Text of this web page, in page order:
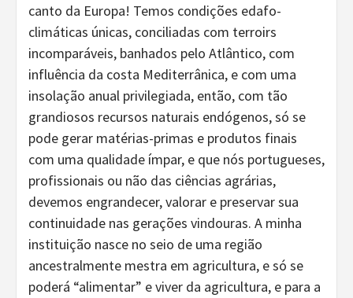
canto da Europa! Temos condições edafo-
climáticas únicas, conciliadas com terroirs
incomparáveis, banhados pelo Atlântico, com
influência da costa Mediterrânica, e com uma
insolação anual privilegiada, então, com tão
grandiosos recursos naturais endógenos, só se
pode gerar matérias-primas e produtos finais
com uma qualidade ímpar, e que nós portugueses,
profissionais ou não das ciências agrárias,
devemos engrandecer, valorar e preservar sua
continuidade nas gerações vindouras. A minha
instituição nasce no seio de uma região
ancestralmente mestra em agricultura, e só se
poderá “alimentar” e viver da agricultura, e para a